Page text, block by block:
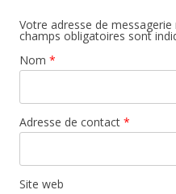
Votre adresse de messagerie
champs obligatoires sont
Nom *
Adresse de contact *
Site web